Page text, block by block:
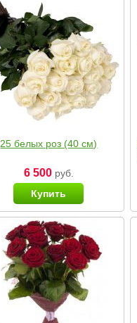
25 белых роз (40 см)
6 500руб.
Купить